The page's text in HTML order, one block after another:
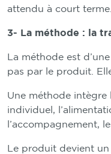
attendu à court terme.
3- La méthode : la
La méthode est
pas par le produit.
Une méthode intègre
individuel,
l’accompagnement,
Le produit devient